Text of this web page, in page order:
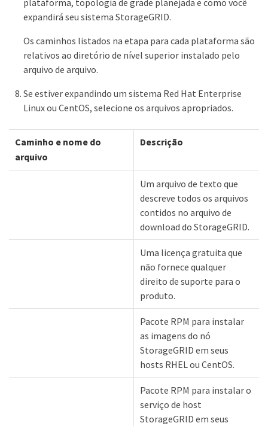
plataforma, topologia de grade planejada e como você
expandirá seu sistema StorageGRID.
Os caminhos listados na etapa para cada plataforma são
relativos ao diretório de nível superior instalado pelo
arquivo de arquivo.
Se estiver expandindo um sistema Red Hat Enterprise
Linux ou CentOS, selecione os arquivos apropriados.
Caminho e nome do
arquivo
Descrição
Um arquivo de texto que
descreve todos os arquivos
contidos no arquivo de
download do StorageGRID.
Uma licença gratuita que
não fornece qualquer
direito de suporte para o
produto.
Pacote RPM para instalar
as imagens do nó
StorageGRID em seus
hosts RHEL ou CentOS.
Pacote RPM para instalar o
serviço de host
StorageGRID em seus